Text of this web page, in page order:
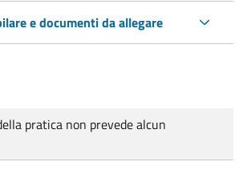
e documenti da allegare
pratica non prevede alcun